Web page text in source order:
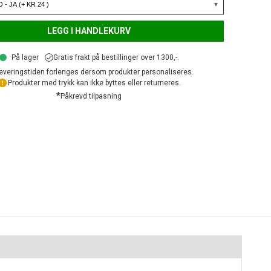
LEGG I HANDLEKURV
På lager
Gratis frakt på bestillinger over 1300,-.
forlenges dersom produkter personaliseres.
Produkter med trykk kan ikke byttes eller returneres.
*Påkrevd tilpasning